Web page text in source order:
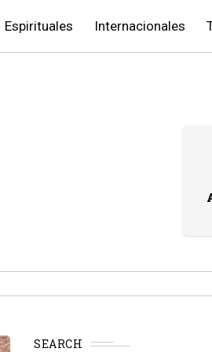
Espirituales Internacionales
SEARCH